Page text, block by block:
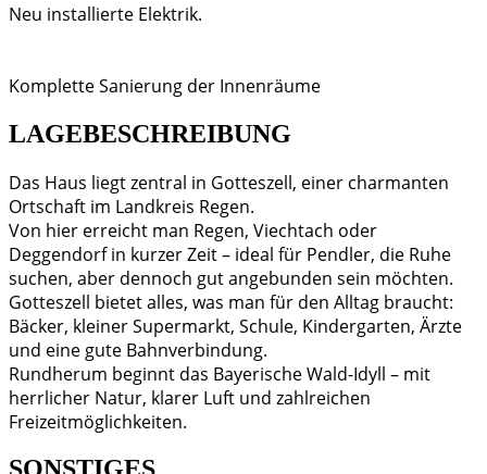
Neu installierte Elektrik.
Komplette Sanierung der Innenräume
LAGEBESCHREIBUNG
Das Haus liegt zentral in Gotteszell, einer charmanten
Ortschaft im Landkreis Regen.
Von hier erreicht man Regen, Viechtach oder
Deggendorf in kurzer Zeit – ideal für Pendler, die Ruhe
suchen, aber dennoch gut angebunden sein möchten.
Gotteszell bietet alles, was man für den Alltag braucht:
Bäcker, kleiner Supermarkt, Schule, Kindergarten, Ärzte
und eine gute Bahnverbindung.
Rundherum beginnt das Bayerische Wald-Idyll – mit
herrlicher Natur, klarer Luft und zahlreichen
Freizeitmöglichkeiten.